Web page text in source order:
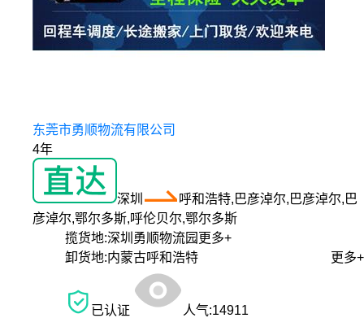
东莞市勇顺物流有限公司
4年
深圳
呼和浩特,巴彦淖尔,巴彦淖尔,巴
彦淖尔,鄂尔多斯,呼伦贝尔,鄂尔多斯
揽货地:深圳勇顺物流园 更多+
卸货地:内蒙古呼和浩特 更多+
已认证 人气:14911